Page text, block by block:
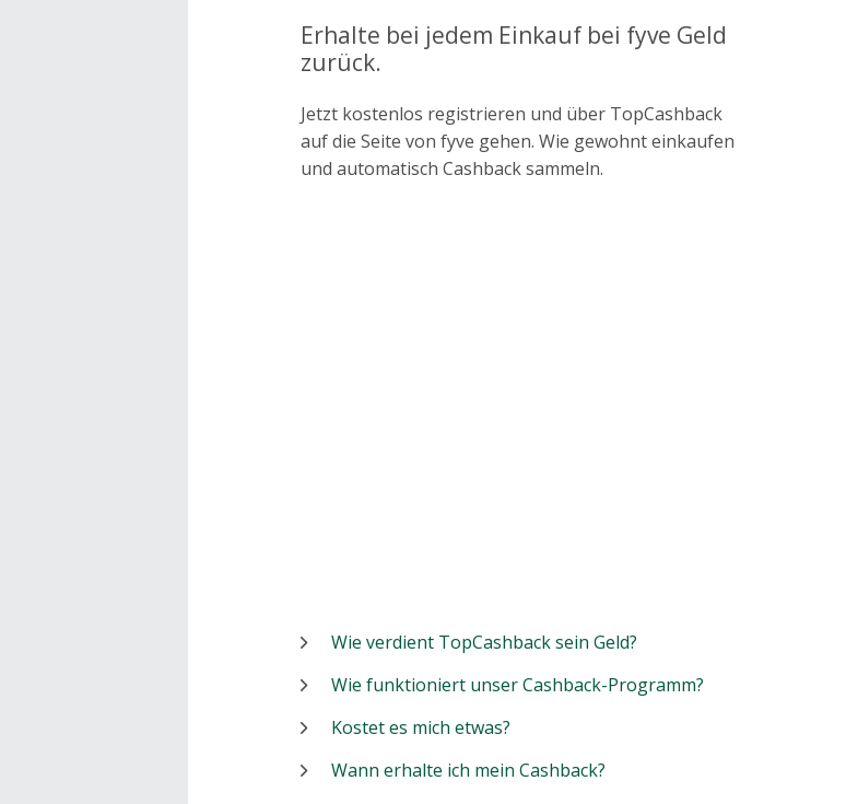
Erhalte bei jedem Einkauf bei fyve Geld
zurück.
Jetzt kostenlos registrieren und über TopCashback
auf die Seite von fyve gehen. Wie gewohnt einkaufen
und automatisch Cashback sammeln.
Wie verdient TopCashback sein Geld?
Wie funktioniert unser Cashback-Programm?
Kostet es mich etwas?
Wann erhalte ich mein Cashback?